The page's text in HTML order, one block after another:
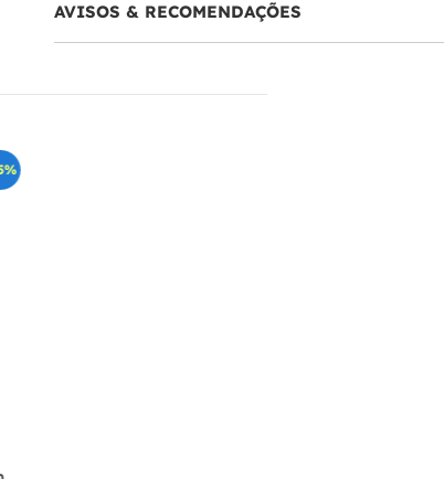
AVISOS & RECOMENDAÇÕES